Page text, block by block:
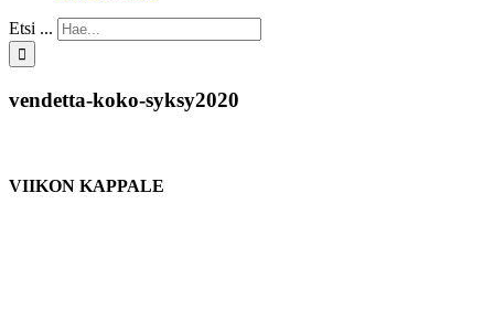
Etsi ...
vendetta-koko-syksy2020
VIIKON KAPPALE